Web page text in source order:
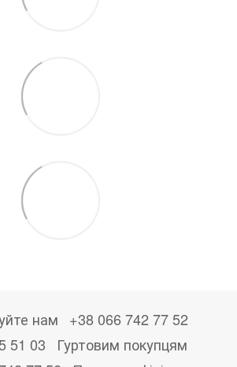
нам
+38 066 742 77 52
51 03
Гуртовим покупцям